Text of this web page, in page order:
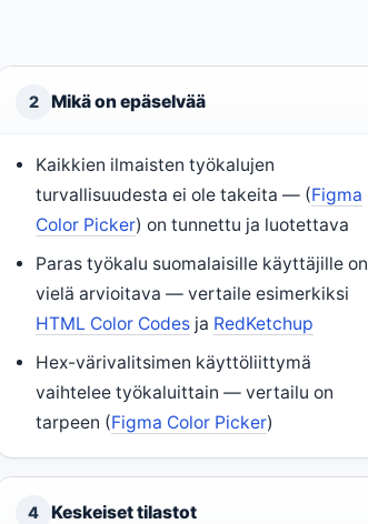
2 Mikä on epäselvää
Kaikkien ilmaisten työkalujen
turvallisuudesta ei ole takeita — (Figma
Color Picker) on tunnettu ja luotettava
Paras työkalu suomalaisille käyttäjille on
vielä arvioitava — vertaile esimerkiksi
HTML Color Codes ja RedKetchup
Hex-värivalitsimen käyttöliittymä
vaihtelee työkaluittain — vertailu on
tarpeen (Figma Color Picker)
4 Keskeiset tilastot